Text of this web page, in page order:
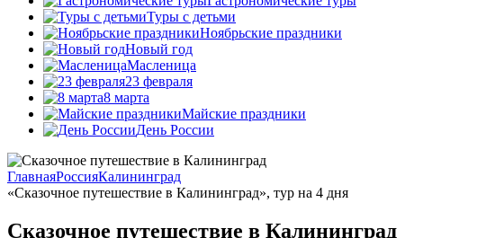
Туры с детьми
Ноябрьские праздники
Новый год
Масленица
23 февраля
8 марта
Майские праздники
День России
ГлавнаяРоссияКалининград
«Сказочное путешествие в Калининград», тур на 4 дня
Сказочное путешествие в Калининград